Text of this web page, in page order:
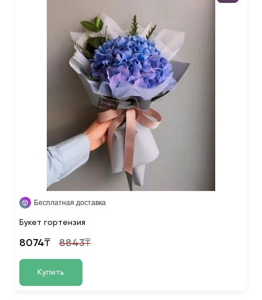
Бесплатная доставка
Букет гортензия
8074₸ 8843₸
Купить